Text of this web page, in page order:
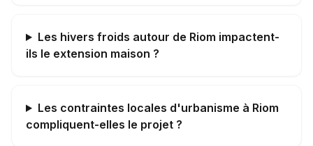
Les hivers froids autour de Riom impactent-
ils le extension maison ?
Les contraintes locales d'urbanisme à Riom
compliquent-elles le projet ?